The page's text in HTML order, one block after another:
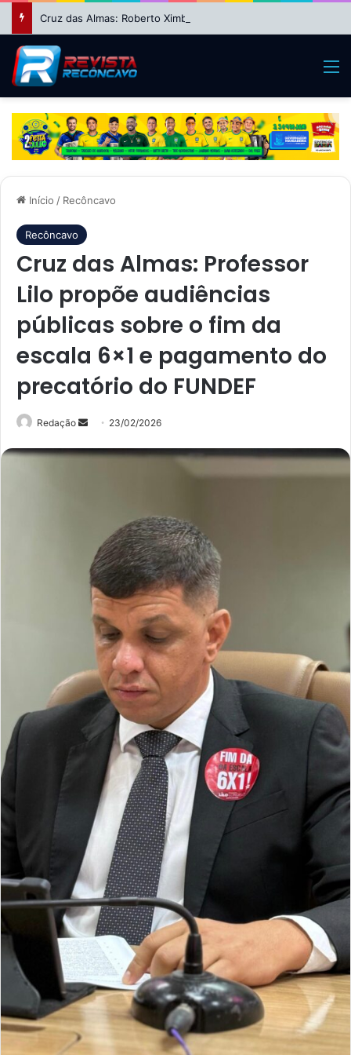
Início / Recôncavo
Recôncavo
Cruz das Almas: Professor
Lilo propõe audiências
públicas sobre o fim da
escala 6×1 e pagamento do
precatório do FUNDEF
Redação
Mande
e-
23/02/2026